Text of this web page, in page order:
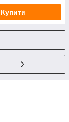
Купити